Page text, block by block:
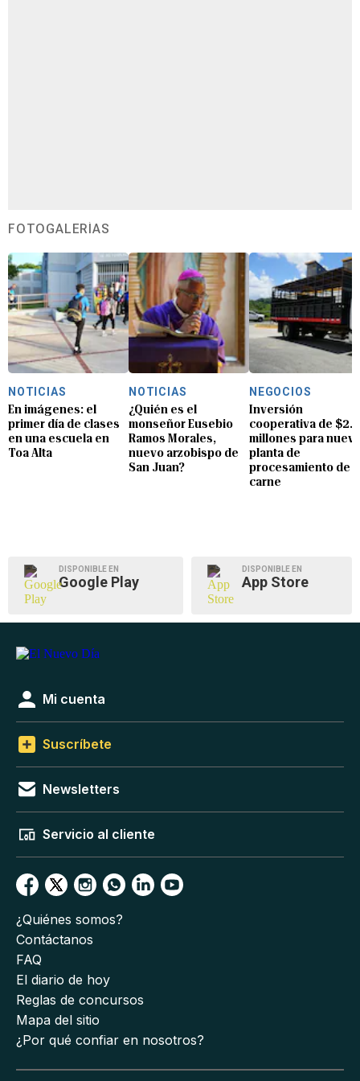
FOTOGALERÍAS
NOTICIAS
En imágenes: el
primer día de clases
en una escuela en
Toa Alta
NOTICIAS
¿Quién es el
monseñor Eusebio
Ramos Morales,
nuevo arzobispo de
San Juan?
NEGOCIOS
Inversión
cooperativa de $2.8
millones para nueva
planta de
procesamiento de
carne
DISPONIBLE EN
Google Play
DISPONIBLE EN
App Store
Mi cuenta
Suscríbete
Newsletters
Servicio al cliente
¿Quiénes somos?
Contáctanos
FAQ
El diario de hoy
Reglas de concursos
Mapa del sitio
¿Por qué confiar en nosotros?